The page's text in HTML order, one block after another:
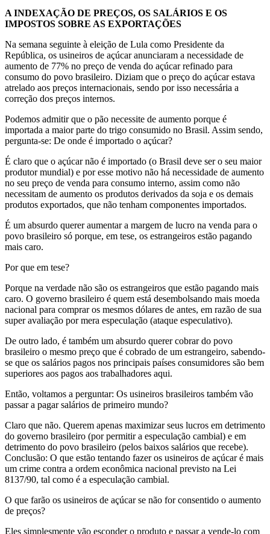
A INDEXAÇÃO DE PREÇOS, OS SALÁRIOS E OS
IMPOSTOS SOBRE AS EXPORTAÇÕES
Na semana seguinte à eleição de Lula como Presidente da
República, os usineiros de açúcar anunciaram a necessidade de
aumento de 77% no preço de venda do açúcar refinado para
consumo do povo brasileiro. Diziam que o preço do açúcar estava
atrelado aos preços internacionais, sendo por isso necessária a
correção dos preços internos.
Podemos admitir que o pão necessite de aumento porque é
importada a maior parte do trigo consumido no Brasil. Assim sendo,
pergunta-se: De onde é importado o açúcar?
É claro que o açúcar não é importado (o Brasil deve ser o seu maior
produtor mundial) e por esse motivo não há necessidade de aumento
no seu preço de venda para consumo interno, assim como não
necessitam de aumento os produtos derivados da soja e os demais
produtos exportados, que não tenham componentes importados.
É um absurdo querer aumentar a margem de lucro na venda para o
povo brasileiro só porque, em tese, os estrangeiros estão pagando
mais caro.
Por que em tese?
Porque na verdade não são os estrangeiros que estão pagando mais
caro. O governo brasileiro é quem está desembolsando mais moeda
nacional para comprar os mesmos dólares de antes, em razão de sua
super avaliação por mera especulação (ataque especulativo).
De outro lado, é também um absurdo querer cobrar do povo
brasileiro o mesmo preço que é cobrado de um estrangeiro, sabendo-
se que os salários pagos nos principais países consumidores são bem
superiores aos pagos aos trabalhadores aqui.
Então, voltamos a perguntar: Os usineiros brasileiros também vão
passar a pagar salários de primeiro mundo?
Claro que não. Querem apenas maximizar seus lucros em detrimento
do governo brasileiro (por permitir a especulação cambial) e em
detrimento do povo brasileiro (pelos baixos salários que recebe).
Conclusão: O que estão tentando fazer os usineiros de açúcar é mais
um crime contra a ordem econômica nacional previsto na Lei
8137/90, tal como é a especulação cambial.
O que farão os usineiros de açúcar se não for consentido o aumento
de preços?
Eles simplesmente vão esconder o produto e passar a vende-lo com